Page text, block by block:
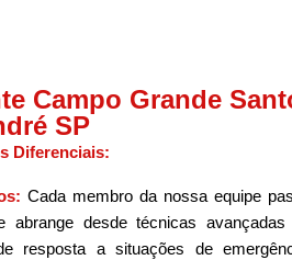
Campo Grande
SP
Diferenciais:
Cada membro da nossa equipe
abrange desde técnicas avançadas
resposta a situações de